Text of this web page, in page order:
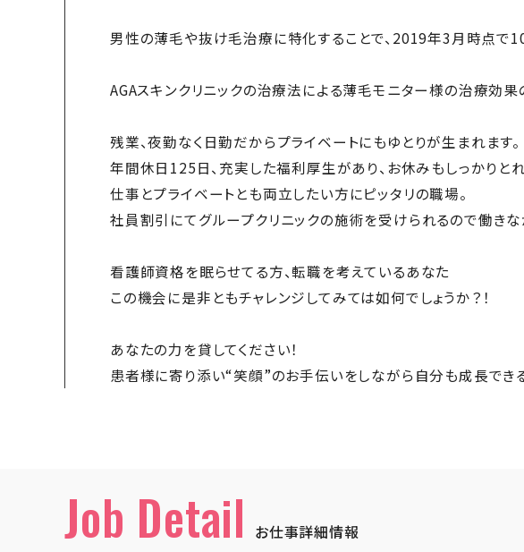
男性の薄毛や抜け毛治療に特化することで、2019年3月時点で
AGAスキンクリニックの治療法による薄毛モニター様の治療効
残業、夜勤なく日勤だからプライベートにもゆとりが生まれます。
年間休日125日、充実した福利厚生があり、お休みもしっかりとれ
仕事とプライベートとも両立したい方にピッタリの職場。
社員割引にてグループクリニックの施術を受けられるので働き
看護師資格を眠らせてる方、転職を考えているあなた
この機会に是非ともチャレンジしてみては如何でしょうか？！
あなたの力を貸してください！
患者様に寄り添い“笑顔”のお手伝いをしながら自分も成長でき
Job Detail お仕事詳細情報